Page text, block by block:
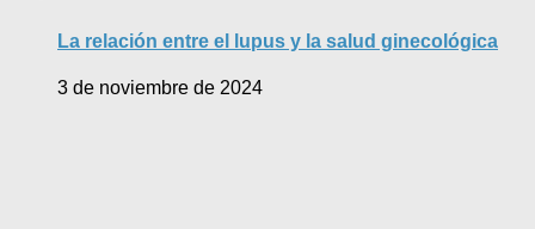
La relación entre el lupus y la salud ginecológica
3 de noviembre de 2024